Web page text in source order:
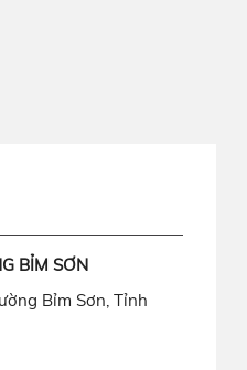
BỈM SƠN
Bỉm Sơn, Tỉnh